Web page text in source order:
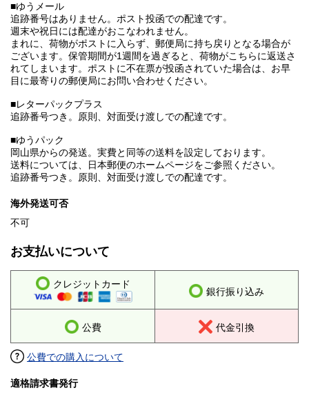
■ゆうメール
追跡番号はありません。ポスト投函での配達です。
週末や祝日には配達がおこなわれません。
まれに、荷物がポストに入らず、郵便局に持ち戻りとなる場合が
ございます。保管期間が1週間を過ぎると、荷物がこちらに返送さ
れてしまいます。ポストに不在票が投函されていた場合は、お早
目に最寄りの郵便局にお問い合わせください。
■レターパックプラス
追跡番号つき。原則、対面受け渡しでの配達です。
■ゆうパック
岡山県からの発送。実費と同等の送料を設定しております。
送料については、日本郵便のホームページをご参照ください。
追跡番号つき。原則、対面受け渡しでの配達です。
海外発送可否
不可
お支払いについて
クレジットカード
銀行振り込み
公費 代金引換
公費での購入について
適格請求書発行